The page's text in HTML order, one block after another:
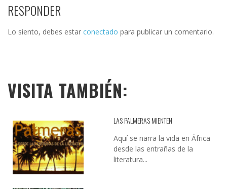
RESPONDER
Lo siento, debes estar conectado para publicar un comentario.
VISITA TAMBIÉN:
LAS PALMERAS MIENTEN
Aquí se narra la vida en África
desde las entrañas de la
literatura...